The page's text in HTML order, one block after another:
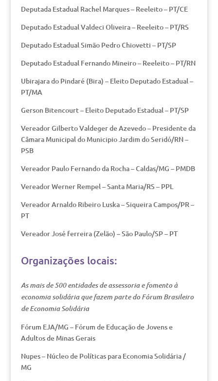
Deputada Estadual Rachel Marques – Reeleito – PT/CE
Deputado Estadual Valdeci Oliveira – Reeleito – PT/RS
Deputado Estadual Simão Pedro Chiovetti – PT/SP
Deputado Estadual Fernando Mineiro – Reeleito – PT/RN
Ubirajara do Pindaré (Bira) – Eleito Deputado Estadual –
PT/MA
Gerson Bitencourt – Eleito Deputado Estadual – PT/SP
Vereador Gilberto Valdeger de Azevedo – Presidente da
Câmara Municipal do Municipio Jardim do Seridó/RN –
PSB
Vereador Paulo Fernando da Rocha – Caldas/MG – PMDB
Vereador Werner Rempel – Santa Maria/RS – PPL
Vereador Arnaldo Ribeiro Luska – Siqueira Campos/PR –
PT
Vereador José ferreira (Zelão) – São Paulo/SP – PT
Organizações locais:
As mais de 500 entidades de assessoria e fomento à
economia solidária que fazem parte do Fórum Brasileiro
de Economia Solidária
Fórum EJA/MG – Fórum de Educação de Jovens e
Adultos de Minas Gerais
Nupes – Núcleo de Políticas para Economia Solidária /
MG